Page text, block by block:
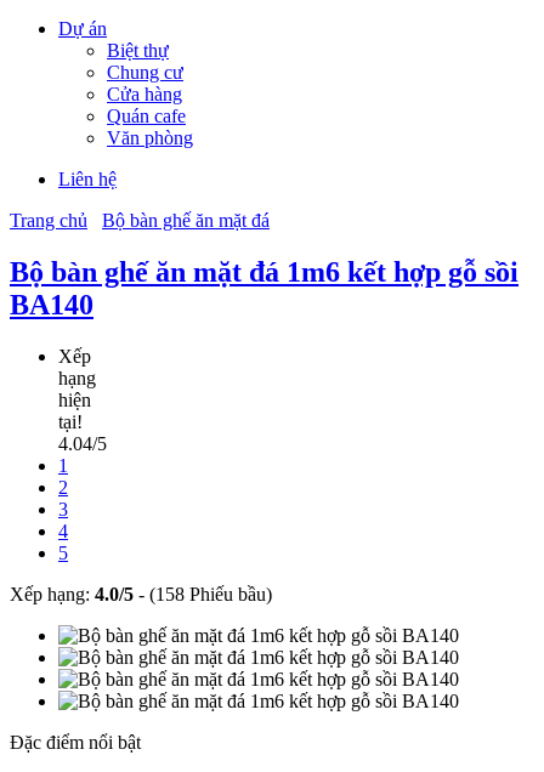
Dự án
Biệt thự
Chung cư
Cửa hàng
Quán cafe
Văn phòng
Liên hệ
Trang chủ
Bộ bàn ghế ăn mặt đá
Bộ bàn ghế ăn mặt đá 1m6 kết hợp gỗ sồi
BA140
Xếp
hạng
hiện
tại!
4.04/5
1
2
3
4
5
Xếp hạng: 4.0/5 - (158 Phiếu bầu)
Đặc điểm nổi bật